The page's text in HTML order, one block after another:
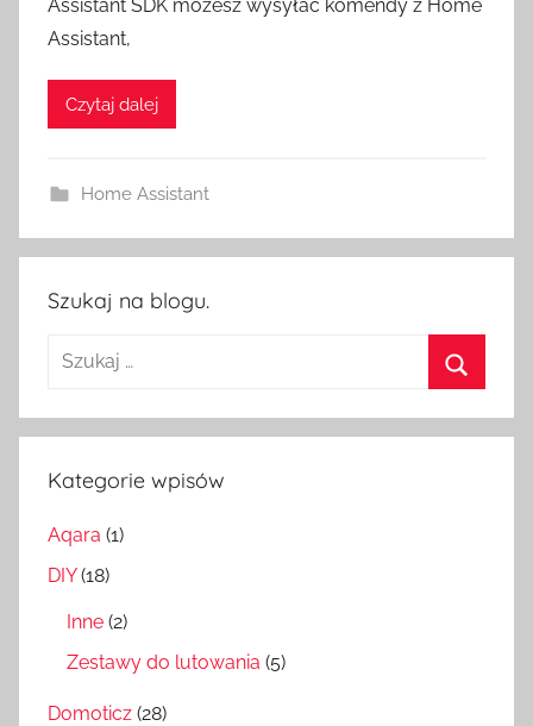
z
t
Assistant SDK możesz wysyłać komendy z Home
Assistant,
Czytaj dalej
Home Assistant
Szukaj na blogu.
Szukaj:
Kategorie wpisów
Aqara (1)
DIY(18)
Inne (2)
Zestawy do lutowania (5)
Domoticz (28)